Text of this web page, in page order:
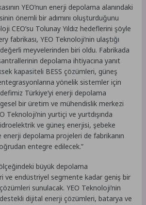
YEO’nun enerji depolama alanındaki
önemli bir adımını oluşturduğunu
CEO’su Tolunay Yıldız hedeflerini şöyle
fabrikası, YEO Teknoloji’nin ulaştığı
meyvelerinden biri oldu. Fabrikada
depolama ihtiyacına yanıt
kapasiteli BESS çözümleri, güneş
yönelik sistemler için
Türkiye’yi enerji depolama
bir üretim ve mühendislik merkezi
Teknoloji’nin yurtiçi ve yurtdışında
ve güneş enerjisi, şebeke
depolama projeleri de fabrikanın
entegre edilecek.”
büyük depolama
ve endüstriyel segmente kadar geniş bir
sunulacak. YEO Teknoloji’nin
dijital enerji çözümleri, batarya ve